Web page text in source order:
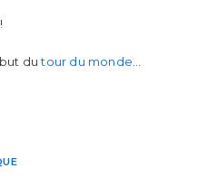
!
dutour du monde